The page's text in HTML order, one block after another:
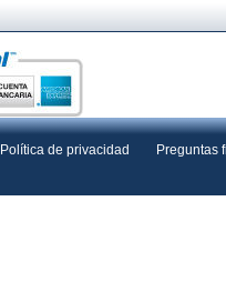
Política de privacidad Preguntas